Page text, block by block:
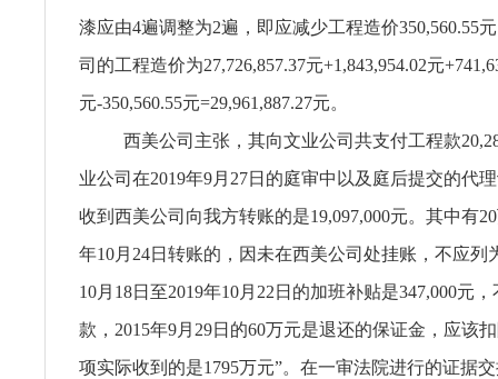
漆应由4遍调整为2遍，即应减少工程造价350,560.55
司的工程造价为27,726,857.37元+1,843,954.02元
元-350,560.55元=29,961,887.27元。
西美公司主张，其向文业公司共支付工程款
业公司在2019年9月27日的庭审中以及庭后提交的代
收到西美公司向我方转账的是19,097,000元。其中有
年10月24日转账的，因未在西美公司处挂账，不应列
10月18日至2019年10月22日的加班补贴是347,000元
款，2015年9月29日的60万元是退还的保证金，应该
项实际收到的是1795万元”。在一审法院进行的证据